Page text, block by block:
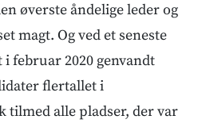
øverste åndelige leder og
magt. Og ved et seneste
februar 2020 genvandt
flertallet i
tilmed alle pladser, der var